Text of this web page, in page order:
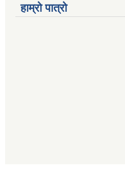
हाम्रो पात्रो